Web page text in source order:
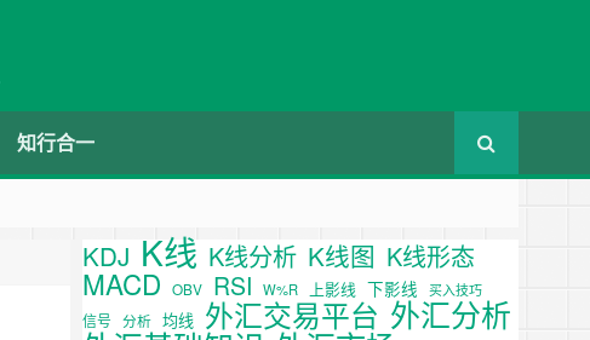
知行合一
KDJ K线 K线分析 K线图 K线形态
MACD OBV RSI W%R 上影线 下影线 买入技巧
信号 分析 均线 外汇交易平台 外汇分析